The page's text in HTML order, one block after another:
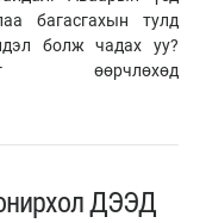
багасгахын тулд
болж чадах уу?
өөрчлөхөд
ДЭЭД